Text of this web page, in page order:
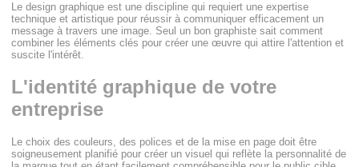
Le design graphique est une discipline qui requiert une expertise
technique et artistique pour réussir à communiquer efficacement un
message à travers une image. Seul un bon graphiste sait comment
combiner les éléments clés pour créer une œuvre qui attire l'attention et
suscite l'intérêt.
L'identité graphique de votre
entreprise
Le choix des couleurs, des polices et de la mise en page doit être
soigneusement planifié pour créer un visuel qui reflète la personnalité de